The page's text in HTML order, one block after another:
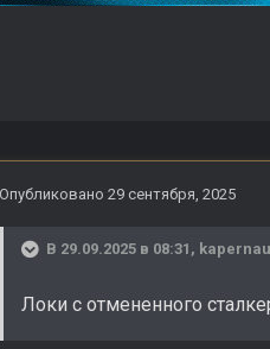
Опубликовано 29 сентября, 2025
В 29.09.2025 в 08:31,
Локи с отмененного